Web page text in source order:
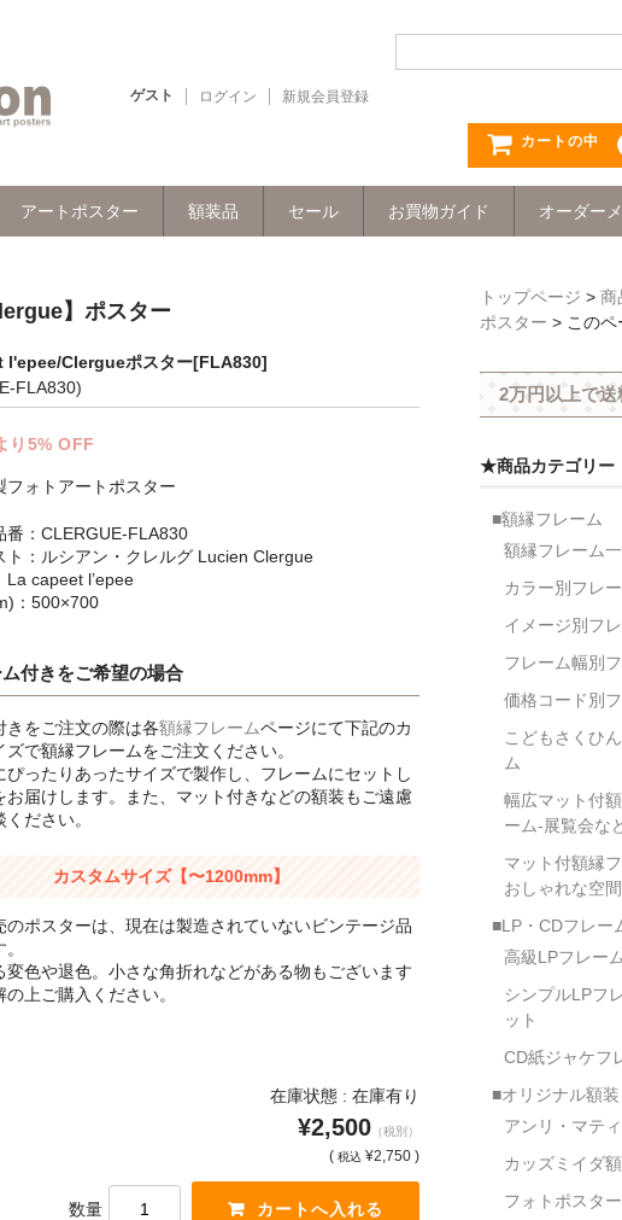
ゲスト ログイン 新規会員登録
カートの中
アートポスター 額装品 セール お買物ガイド オーダー
】ポスター
l'epee/Clergueポスター[FLA830]
FLA830)
り5% OFF
フォトアートポスター
番：CLERGUE-FLA830
ト：ルシアン・クレルグ Lucien Clergue
La capeet l’epee
：500×700
付きをご希望の場合
きをご注文の際は各額縁フレームページにて下記のカ
ズで額縁フレームをご注文ください。
ぴったりあったサイズで製作し、フレームにセットし
お届けします。また、マット付きなどの額装もご遠慮
ださい。
カスタムサイズ【〜1200mm】
ポスターは、現在は製造されていないビンテージ品
変色や退色。小さな角折れなどがある物もございます
上ご購入ください。
在庫状態 : 在庫有り
¥2,500 （税別）
( 税込 ¥2,750 )
数量
トップページ > 商
ポスター > このペ
2万円以上で送
★商品カテゴリー
■額縁フレーム
額縁フレーム
カラー別フレ
イメージ別フ
フレーム幅別
価格コード別
こどもさくひ
ム
幅広マット付
ーム-展覧会な
マット付額縁
おしゃれな空
■LP・CDフレー
高級LPフレーム
シンプルLPフ
ット
CD紙ジャケフ
■オリジナル額装
アンリ・マテ
カッズミイダ
フォトポスタ